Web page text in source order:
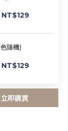
NT$129
隨機)
NT$129
立即購買